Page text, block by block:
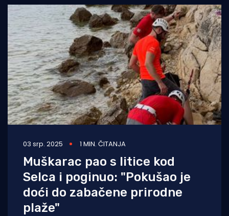
03 srp. 2025 1 MIN. ČITANJA
Muškarac pao s litice kod
Selca i poginuo: "Pokušao je
doći do zabačene prirodne
plaže"